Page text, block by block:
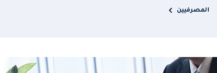
المصرفيين